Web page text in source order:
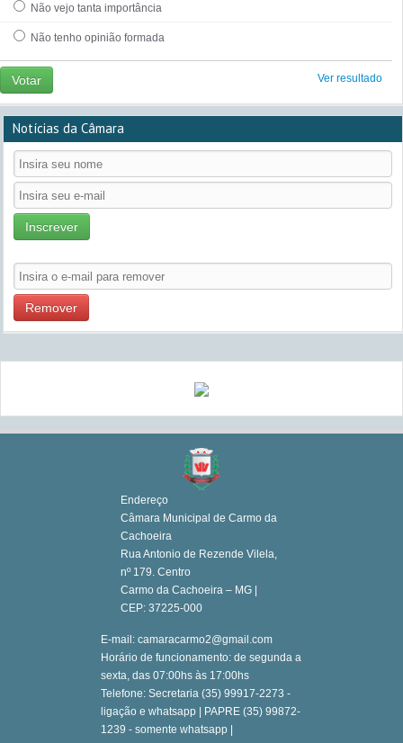
Não vejo tanta importância
Não tenho opinião formada
Votar Ver resultado
Notícias da Câmara
Inscrever
Remover
Endereço
Câmara Municipal de Carmo da
Cachoeira
Rua Antonio de Rezende Vilela,
nº 179. Centro
Carmo da Cachoeira – MG |
CEP: 37225-000
E-mail: camaracarmo2@gmail.com
Horário de funcionamento: de segunda a
sexta, das 07:00hs às 17:00hs
Telefone: Secretaria (35) 99917-2273 -
ligação e whatsapp | PAPRE (35) 99872-
1239 - somente whatsapp |